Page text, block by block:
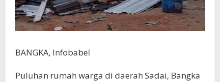
BANGKA, Infobabel
Puluhan rumah warga di daerah Sadai, Bangka